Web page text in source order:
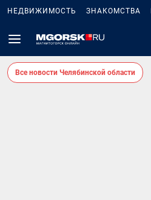
НЕДВИЖИМОСТЬ ЗНАКОМСТВА
Все новости Челябинской области